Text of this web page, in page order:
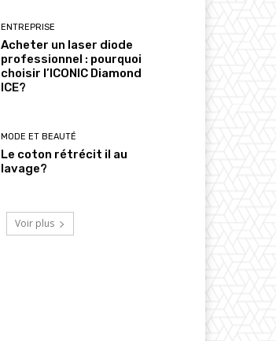
ENTREPRISE
Acheter un laser diode
professionnel : pourquoi
choisir l’ICONIC Diamond
ICE?
MODE ET BEAUTÉ
Le coton rétrécit il au
lavage?
Voir plus